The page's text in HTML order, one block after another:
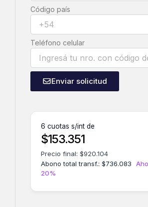
Código país
Teléfono celular
Enviar solicitud
6 cuotas s/int de
$153.351
Precio final: $920.104
Abono total transf.: $736.083
20%